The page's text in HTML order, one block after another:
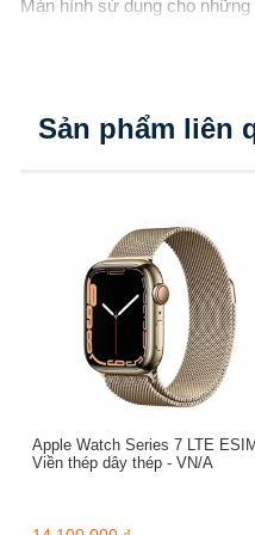
Màn hình sử dụng cho
Đồng thời cũng đảm bảo khả
Ngoài vẻ bên ngoài chắc
này bao gồm vàng, đen,
Dây đeo mềm dẻo, linh
Dây đeo bằng cao su tự
Sản phẩm được trang bị dây
người dùng. Điều này giúp
Sản phẩm liên
Apple Watch Series 7 LTE
Viền thép dây thép - VN/A